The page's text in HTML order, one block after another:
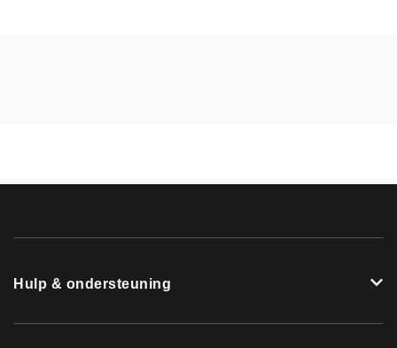
Hulp & ondersteuning